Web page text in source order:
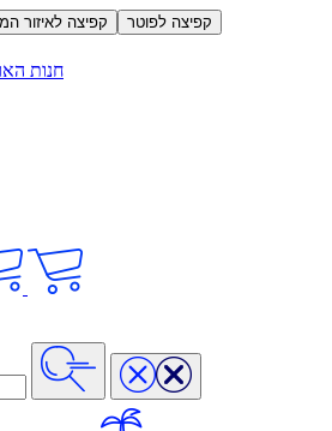
קפיצה לאיזור
קפיצה לפוטר
חנות